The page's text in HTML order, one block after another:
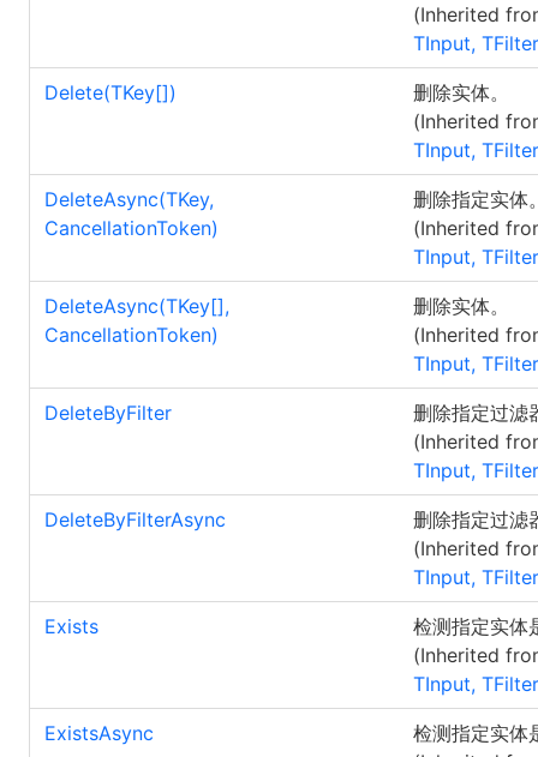
(Inherited
TInput, TFilter
Delete(TKey[])
删除实体。
(Inherited
TInput, TFilter
DeleteAsync(TKey,
CancellationToken)
删除指定实体
(Inherited
TInput, TFilter
DeleteAsync(TKey[],
CancellationToken)
删除实体。
(Inherited
TInput, TFilter
DeleteByFilter
删除指定过滤
(Inherited
TInput, TFilter
DeleteByFilterAsync
删除指定过滤
(Inherited
TInput, TFilter
Exists
检测指定实体
(Inherited
TInput, TFilter
ExistsAsync
检测指定实体